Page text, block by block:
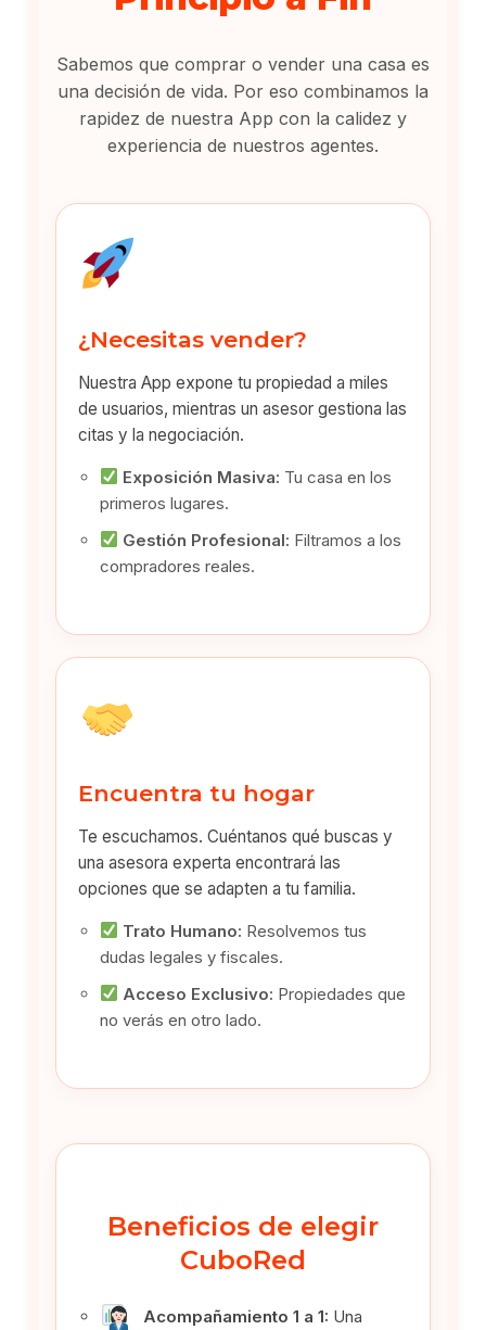
Sabemos que comprar o vender una casa es
una decisión de vida. Por eso combinamos la
rapidez de nuestra App con la calidez y
experiencia de nuestros agentes.
¿Necesitas vender?
Nuestra App expone tu propiedad a miles
de usuarios, mientras un asesor gestiona las
citas y la negociación.
Exposición Masiva: Tu casa en los
primeros lugares.
Gestión Profesional: Filtramos a los
compradores reales.
Encuentra tu hogar
Te escuchamos. Cuéntanos qué buscas y
una asesora experta encontrará las
opciones que se adapten a tu familia.
Trato Humano: Resolvemos tus
dudas legales y fiscales.
Acceso Exclusivo: Propiedades que
no verás en otro lado.
Beneficios de elegir
CuboRed
Acompañamiento 1 a 1: Una